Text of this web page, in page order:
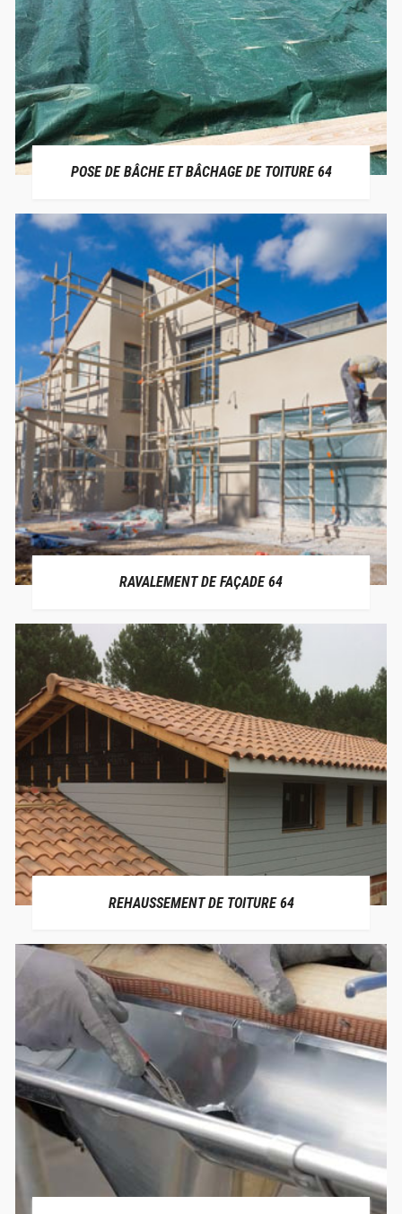
POSE DE BÂCHE ET BÂCHAGE DE TOITURE 64
RAVALEMENT DE FAÇADE 64
REHAUSSEMENT DE TOITURE 64